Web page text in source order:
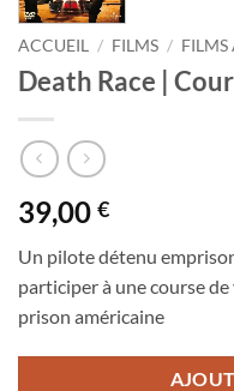
ACCUEIL / FILMS / FILMS
Death Race |
39,00 €
Un pilote détenu
participer à une course
prison américaine